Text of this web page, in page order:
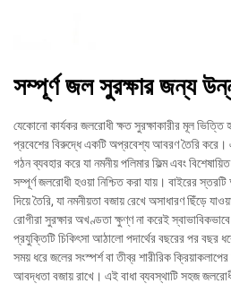
সম্পূর্ণ জল সুরক্ষার জন্য
যেকোনো কার্যকর জলরোধী ক্ষত সুরক্ষাকারীর মূল
প্রবেশের বিরুদ্ধে একটি অপ্রবেশ্য আবরণ তৈরি করে।
গঠন ব্যবহার করে যা নমনীয় পলিমার ফিল্ম এবং
সম্পূর্ণ জলরোধী হওয়া নিশ্চিত করা যায়। বাইরের
দিয়ে তৈরি, যা নমনীয়তা বজায় রেখে অসাধারণ ছিঁড়ে
রোগীরা সুরক্ষার অখণ্ডতা ক্ষুণ্ণ না করেই
প্রযুক্তিটি চিকিৎসা আঠালো পদার্থের বছরের পর বছর
সময় ধরে জলের সংস্পর্শ বা তীব্র শারীরিক
আবদ্ধতা বজায় রাখে। এই বাধা ব্যবস্থাটি সহজ জলরোধী